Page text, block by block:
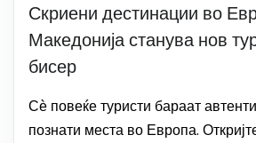
Скриени дестинации во
Македонија станува нов
бисер
Сѐ повеќе туристи бараат
познати места во Европа.